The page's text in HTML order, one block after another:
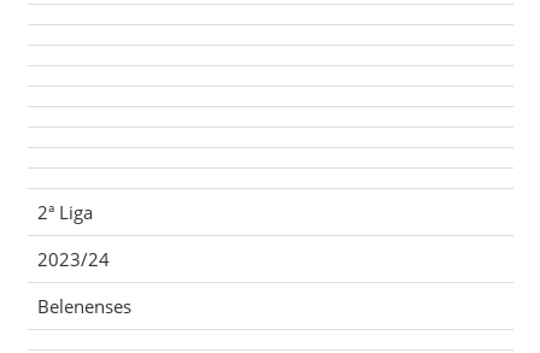
2ª Liga
2023/24
Belenenses